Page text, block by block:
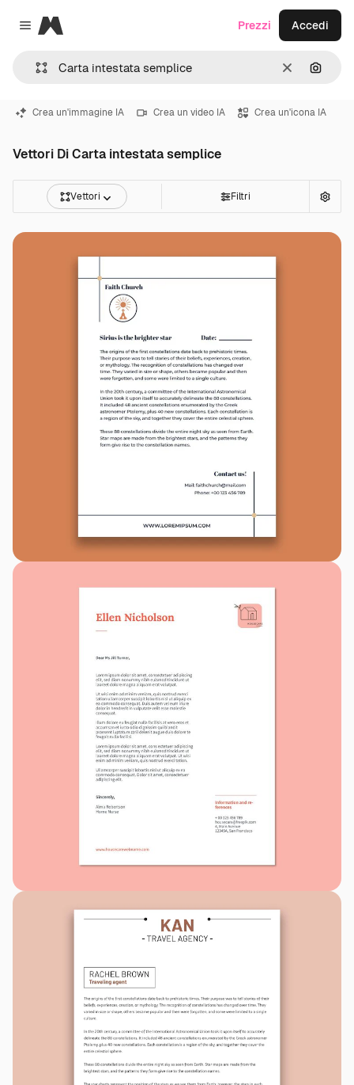
Close menu
Magnific
CancellaCerca
Prezzi Accedi
Crea un'immagine IA Crea un video IA Crea un'icona IA
Vettori Di Carta intestata semplice
Vettori Filtri